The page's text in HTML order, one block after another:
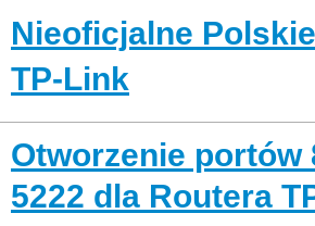
Nieoficjalne
TP-Link
Otworzenie portów
5222 dla Routera